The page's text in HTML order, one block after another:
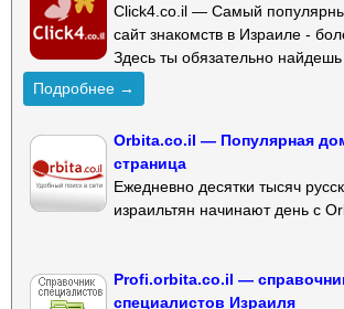
Click4.co.il — Самый
сайт знакомств в Израиле -
Здесь ты обязательно
Подробнее →
Orbita.co.il — Популярная
страница
Ежедневно десятки тысяч
израильтян начинают день с
Profi.orbita.co.il —
специалистов Израиля